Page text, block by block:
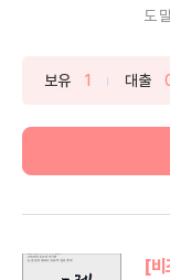
도
보유 1 대출
[비